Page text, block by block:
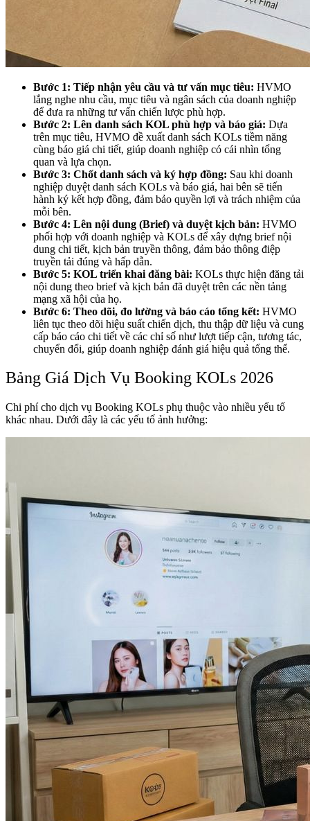
Bước 1: Tiếp nhận yêu cầu và tư vấn mục tiêu: HVMO
lắng nghe nhu cầu, mục tiêu và ngân sách của doanh nghiệp
để đưa ra những tư vấn chiến lược phù hợp.
Bước 2: Lên danh sách KOL phù hợp và báo giá: Dựa
trên mục tiêu, HVMO đề xuất danh sách KOLs tiềm năng
cùng báo giá chi tiết, giúp doanh nghiệp có cái nhìn tổng
quan và lựa chọn.
Bước 3: Chốt danh sách và ký hợp đồng: Sau khi doanh
nghiệp duyệt danh sách KOLs và báo giá, hai bên sẽ tiến
hành ký kết hợp đồng, đảm bảo quyền lợi và trách nhiệm của
mỗi bên.
Bước 4: Lên nội dung (Brief) và duyệt kịch bản: HVMO
phối hợp với doanh nghiệp và KOLs để xây dựng brief nội
dung chi tiết, kịch bản truyền thông, đảm bảo thông điệp
truyền tải đúng và hấp dẫn.
Bước 5: KOL triển khai đăng bài: KOLs thực hiện đăng tải
nội dung theo brief và kịch bản đã duyệt trên các nền tảng
mạng xã hội của họ.
Bước 6: Theo dõi, đo lường và báo cáo tổng kết: HVMO
liên tục theo dõi hiệu suất chiến dịch, thu thập dữ liệu và cung
cấp báo cáo chi tiết về các chỉ số như lượt tiếp cận, tương tác,
chuyển đổi, giúp doanh nghiệp đánh giá hiệu quả tổng thể.
Bảng Giá Dịch Vụ Booking KOLs 2026
Chi phí cho dịch vụ Booking KOLs phụ thuộc vào nhiều yếu tố
khác nhau. Dưới đây là các yếu tố ảnh hưởng: